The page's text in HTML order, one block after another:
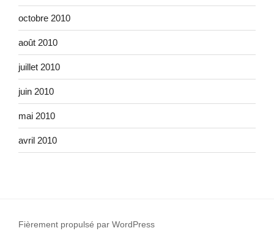
octobre 2010
août 2010
juillet 2010
juin 2010
mai 2010
avril 2010
Fièrement propulsé par WordPress